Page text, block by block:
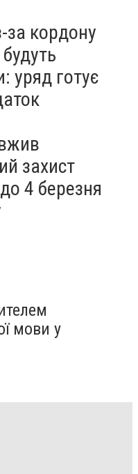
за кордону
уряд готує
захист
4 березня
мови у